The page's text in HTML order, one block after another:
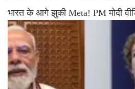
भारत के आगे झुकी Meta! PM मोदी